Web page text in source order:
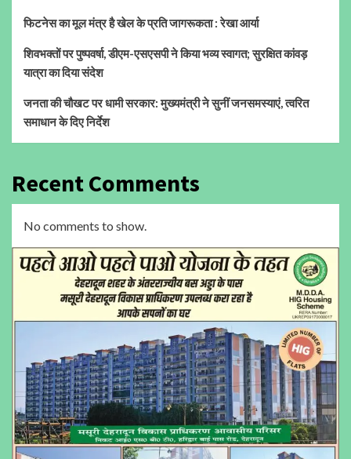
फिटनेस का मूल मंत्र है खेल के प्रति जागरूकता : रेखा आर्या
शिवभक्तों पर पुष्पवर्षा, डीएम-एसएसपी ने किया भव्य स्वागत; सुरक्षित कांवड़
यात्रा का दिया संदेश
जनता की चौखट पर धामी सरकार: मुख्यमंत्री ने सुनीं जनसमस्याएं, त्वरित
समाधान के दिए निर्देश
Recent Comments
No comments to show.